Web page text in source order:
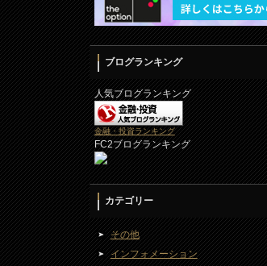
ブログランキング
人気ブログランキング
金融・投資ランキング
FC2ブログランキング
カテゴリー
その他
インフォメーション